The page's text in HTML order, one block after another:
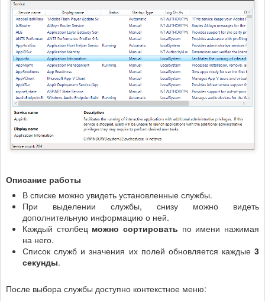
Описание работы
В списке можно увидеть установленные службы.
При выделении службы, снизу можно видеть
дополнительную информацию о ней.
Каждый столбец можно сортировать по имени нажимая
на него.
Список служб и значения их полей обновляется каждые 3
секунды.
После выбора службы доступно контекстное меню: